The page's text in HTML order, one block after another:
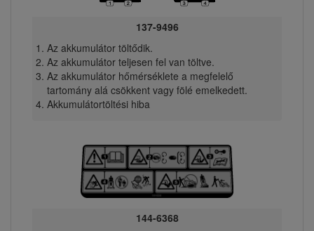
137-9496
Az akkumulátor töltődik.
Az akkumulátor teljesen fel van töltve.
Az akkumulátor hőmérséklete a megfelelő
tartomány alá csökkent vagy fölé emelkedett.
Akkumulátortöltési hiba
144-6368